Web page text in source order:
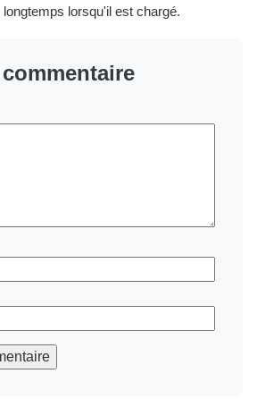
lorsqu'il est chargé.